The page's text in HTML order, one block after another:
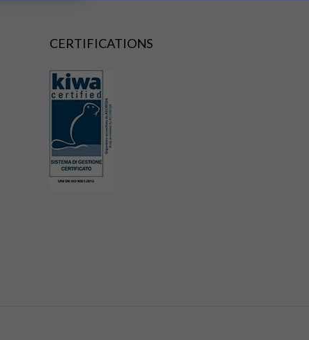
CERTIFICATIONS